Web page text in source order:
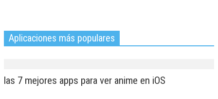
Aplicaciones más populares
las 7 mejores apps para ver anime en iOS